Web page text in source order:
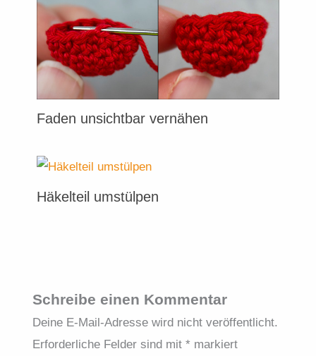
Faden unsichtbar vernähen
Häkelteil umstülpen
Schreibe einen Kommentar
Deine E-Mail-Adresse wird nicht veröffentlicht.
Erforderliche Felder sind mit * markiert